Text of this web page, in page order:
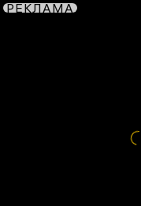
РЕКЛАМА